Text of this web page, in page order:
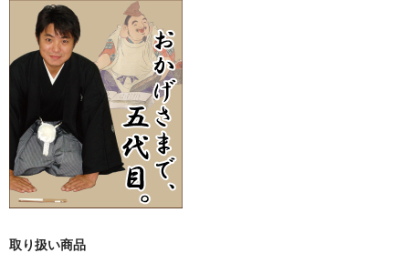
取り扱い商品